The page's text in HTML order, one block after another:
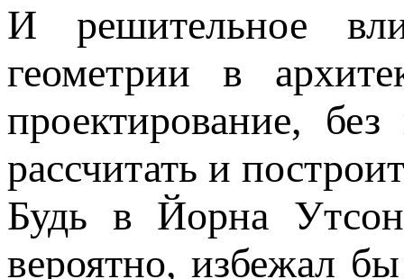
И решительное
геометрии в
проектирование,
рассчитать и
Будь в Йорна
вероятно, избежал